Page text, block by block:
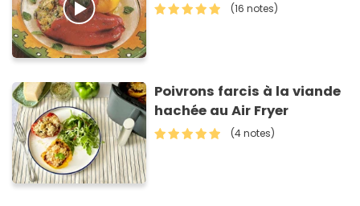
(16 notes)
Poivrons farcis à la viande
hachée au Air Fryer
(4 notes)